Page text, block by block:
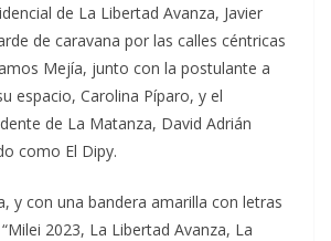
de La Libertad Avanza, Javier
de caravana por las calles céntricas
Mejía, junto con la postulante a
espacio, Carolina Píparo, y el
de La Matanza, David Adrián
como El Dipy.
y con una bandera amarilla con letras
2023, La Libertad Avanza, La